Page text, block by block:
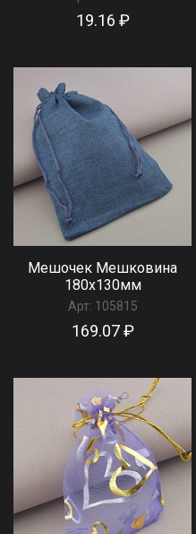
19.16 ₽
Мешочек Мешковина
180x130мм
Арт: 105815
169.07 ₽